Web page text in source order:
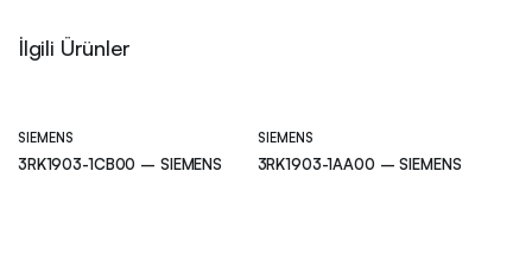
İlgili Ürünler
SIEMENS
3RK1903-1CB00 – SIEMENS
SIEMENS
3RK1903-1AA00 – SIEMENS